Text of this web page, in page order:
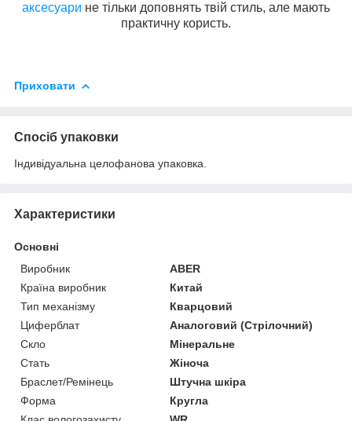
аксесуари не тільки доповнять твій стиль, але мають
практичну користь.
Приховати
Спосіб упаковки
Індивідуальна целофанова упаковка.
Характеристики
Основні
Виробник
ABER
Країна виробник
Китай
Тип механізму
Кварцовий
Циферблат
Аналоговий (Стрілочний)
Скло
Мінеральне
Стать
Жіноча
Браслет/Ремінець
Штучна шкіра
Форма
Кругла